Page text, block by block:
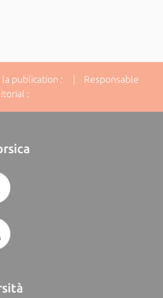
publication : | Responsable
: